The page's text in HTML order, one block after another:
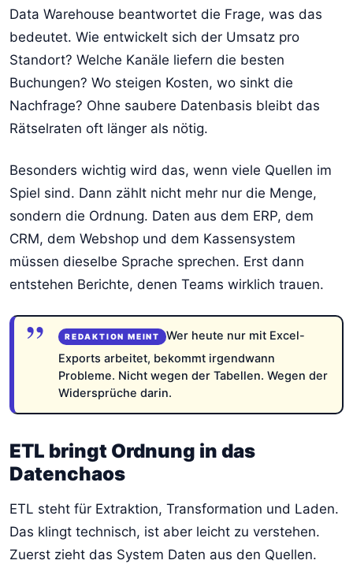
Data Warehouse beantwortet die Frage, was das
bedeutet. Wie entwickelt sich der Umsatz pro
Standort? Welche Kanäle liefern die besten
Buchungen? Wo steigen Kosten, wo sinkt die
Nachfrage? Ohne saubere Datenbasis bleibt das
Rätselraten oft länger als nötig.
Besonders wichtig wird das, wenn viele Quellen im
Spiel sind. Dann zählt nicht mehr nur die Menge,
sondern die Ordnung. Daten aus dem ERP, dem
CRM, dem Webshop und dem Kassensystem
müssen dieselbe Sprache sprechen. Erst dann
entstehen Berichte, denen Teams wirklich trauen.
Wer heute nur mit Excel-
Exports arbeitet, bekommt irgendwann
Probleme. Nicht wegen der Tabellen. Wegen der
Widersprüche darin.
ETL bringt Ordnung in das
Datenchaos
ETL steht für Extraktion, Transformation und Laden.
Das klingt technisch, ist aber leicht zu verstehen.
Zuerst zieht das System Daten aus den Quellen.